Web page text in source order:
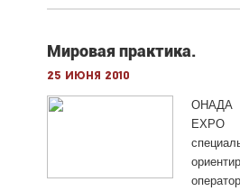
Мировая практика.
25 июня 2010
ОНАДА
EXPO